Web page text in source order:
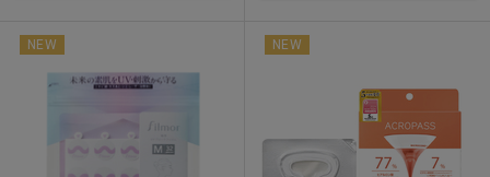
NEW NEW